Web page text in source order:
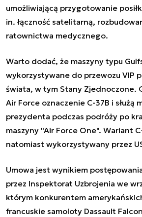
umożliwiającą przygotowanie
in. łączność satelitarną,
ratownictwa medycznego.
Warto dodać, że maszyny typu
wykorzystywane do przewozu VIP
świata, w tym Stany Zjednoczone.
Air Force oznaczenie C-37B i służą
prezydenta podczas podróży po
maszyny "Air Force One". Wariant
natomiast wykorzystywany przez
Umowa jest wynikiem
przez Inspektorat Uzbrojenia we
którym konkurentem
francuskie samoloty Dassault